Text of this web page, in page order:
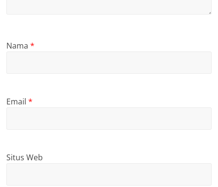
Nama*
Email*
Situs Web